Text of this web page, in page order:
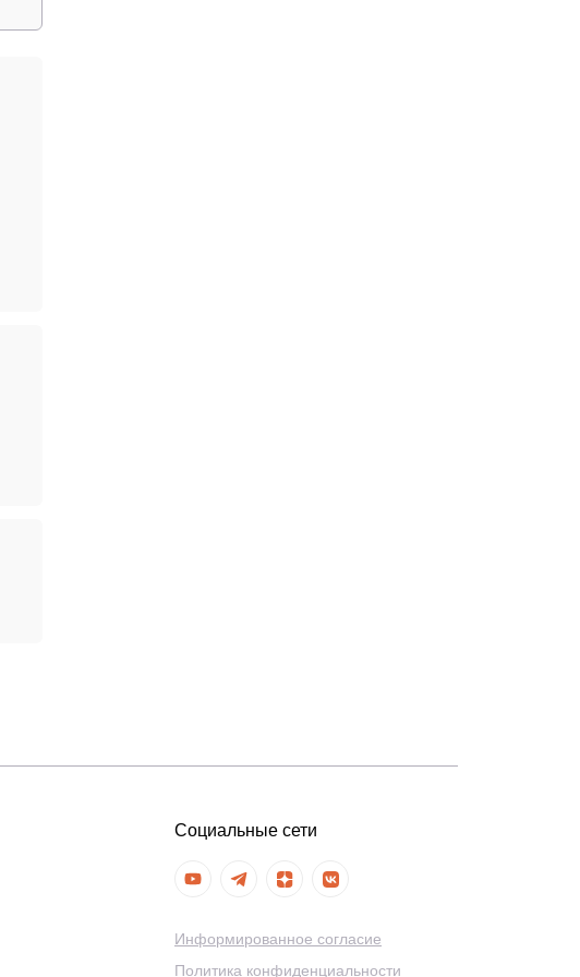
Социальные сети
Информированное согласие
Политика конфиденциальности